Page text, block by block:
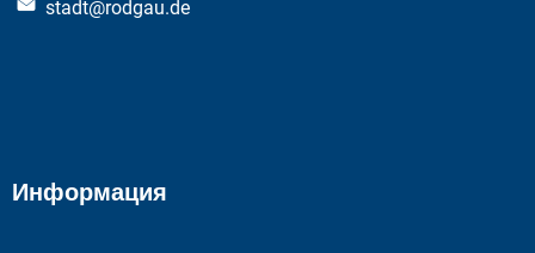
stadt@rodgau.de
Информация